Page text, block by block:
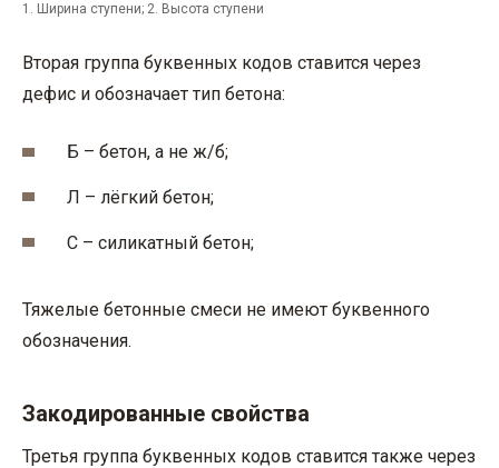
1. Ширина ступени; 2. Высота ступени
Вторая группа буквенных кодов ставится через
дефис и обозначает тип бетона:
Б – бетон, а не ж/б;
Л – лёгкий бетон;
С – силикатный бетон;
Тяжелые бетонные смеси не имеют буквенного
обозначения.
Закодированные свойства
Третья группа буквенных кодов ставится также через